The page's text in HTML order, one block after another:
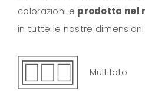
colorazioni e prodotta nel
in tutte le nostre
Multifoto